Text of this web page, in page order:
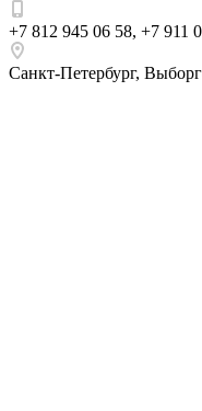
+7 812 945 06 58, +7 911
Санкт-Петербург,